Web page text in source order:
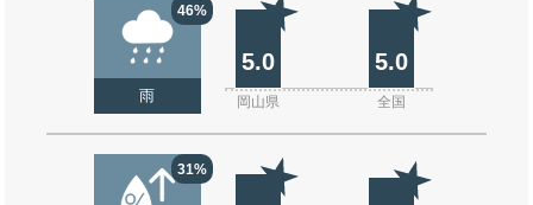
46%
雨
5.0 5.0
岡山県 全国
31%